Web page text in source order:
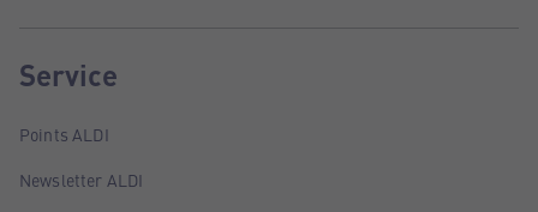
Service
Points ALDI
Newsletter ALDI